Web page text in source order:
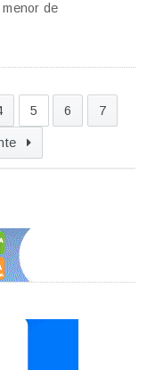
de
5 6 7